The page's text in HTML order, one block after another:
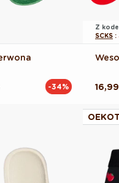
-34%
Z
SCKS :
Cena
Cena